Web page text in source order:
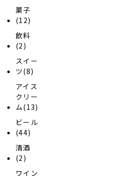
菓子
(12)
飲料
(2)
スイー
ツ(8)
アイス
クリー
ム(13)
ビール
(44)
清酒
(2)
ワイン